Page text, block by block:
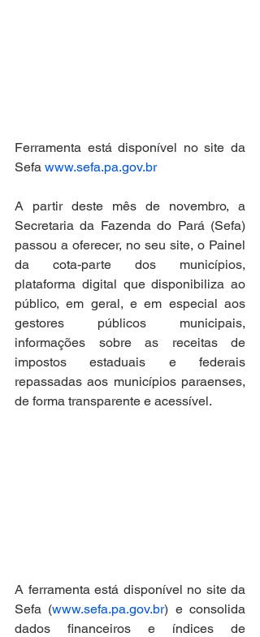
Ferramenta está disponível no site da
Sefa www.sefa.pa.gov.br
A partir deste mês de novembro, a
Secretaria da Fazenda do Pará (Sefa)
passou a oferecer, no seu site, o Painel
da cota-parte dos municípios,
plataforma digital que disponibiliza ao
público, em geral, e em especial aos
gestores públicos municipais,
informações sobre as receitas de
impostos estaduais e federais
repassadas aos municípios paraenses,
de forma transparente e acessível.
A ferramenta está disponível no site da
Sefa (www.sefa.pa.gov.br) e consolida
dados financeiros e índices de